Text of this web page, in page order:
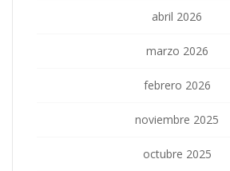
abril 2026
marzo 2026
febrero 2026
noviembre 2025
octubre 2025